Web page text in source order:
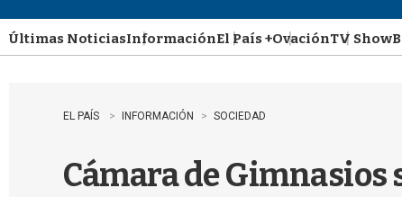
u
Últimas NoticiasInformaciónEl País +OvaciónTV Show
EL PAÍS INFORMACIÓN SOCIEDAD
Cámara de